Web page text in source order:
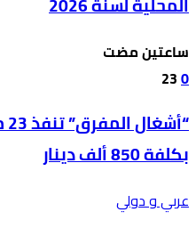
‫‫‫‏‫ساعتين مضت‬
0
23
بكلفة 850 ألف دينار
عربي و دولي